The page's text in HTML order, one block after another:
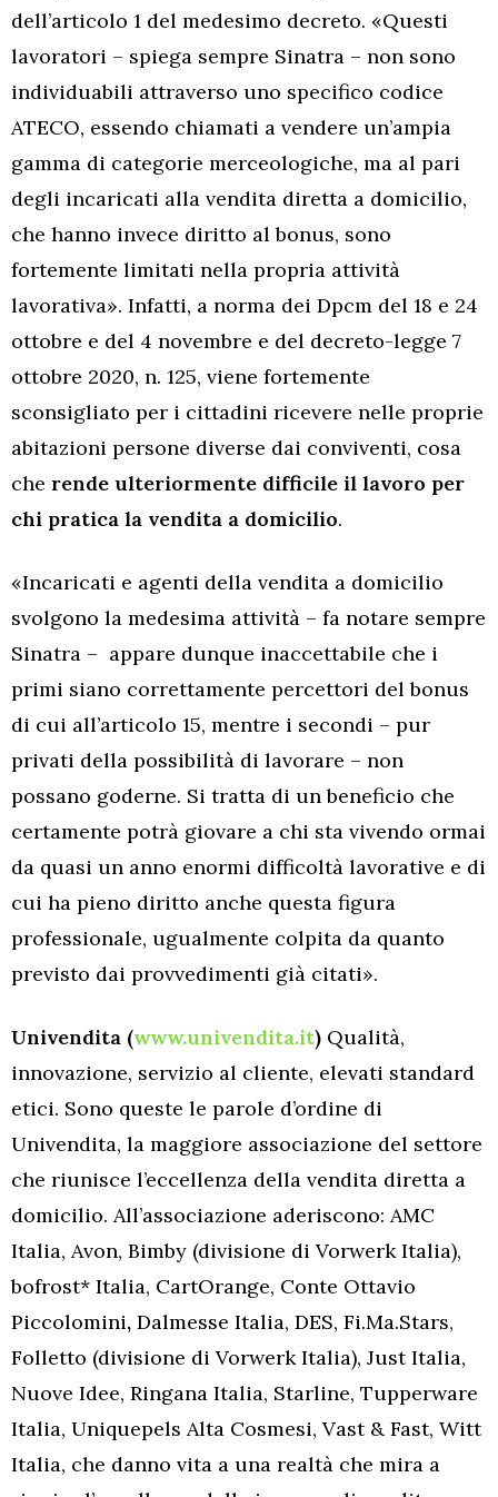
dell’articolo 1 del medesimo decreto. «Questi
lavoratori – spiega sempre Sinatra – non sono
individuabili attraverso uno specifico codice
ATECO, essendo chiamati a vendere un’ampia
gamma di categorie merceologiche, ma al pari
degli incaricati alla vendita diretta a domicilio,
che hanno invece diritto al bonus, sono
fortemente limitati nella propria attività
lavorativa». Infatti, a norma dei Dpcm del 18 e 24
ottobre e del 4 novembre e del decreto-legge 7
ottobre 2020, n. 125, viene fortemente
sconsigliato per i cittadini ricevere nelle proprie
abitazioni persone diverse dai conviventi, cosa
che rende ulteriormente difficile il lavoro per
chi pratica la vendita a domicilio.
«Incaricati e agenti della vendita a domicilio
svolgono la medesima attività – fa notare sempre
Sinatra – appare dunque inaccettabile che i
primi siano correttamente percettori del bonus
di cui all’articolo 15, mentre i secondi – pur
privati della possibilità di lavorare – non
possano goderne. Si tratta di un beneficio che
certamente potrà giovare a chi sta vivendo ormai
da quasi un anno enormi difficoltà lavorative e di
cui ha pieno diritto anche questa figura
professionale, ugualmente colpita da quanto
previsto dai provvedimenti già citati».
Univendita (www.univendita.it) Qualità,
innovazione, servizio al cliente, elevati standard
etici. Sono queste le parole d’ordine di
Univendita, la maggiore associazione del settore
che riunisce l’eccellenza della vendita diretta a
domicilio. All’associazione aderiscono: AMC
Italia, Avon, Bimby (divisione di Vorwerk Italia),
bofrost* Italia, CartOrange, Conte Ottavio
Piccolomini, Dalmesse Italia, DES, Fi.Ma.Stars,
Folletto (divisione di Vorwerk Italia), Just Italia,
Nuove Idee, Ringana Italia, Starline, Tupperware
Italia, Uniquepels Alta Cosmesi, Vast & Fast, Witt
Italia, che danno vita a una realtà che mira a